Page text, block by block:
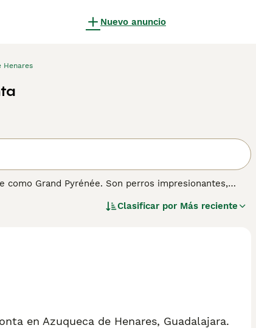
Nuevo anuncio
Henares
como Grand Pyrénée. Son perros impresionantes,
hogar con un Perro de Montaña de los Pirineos
de este tamaño, aunque no se consideran perros
Clasificar por Más reciente
en Azuqueca de Henares, Guadalajara.